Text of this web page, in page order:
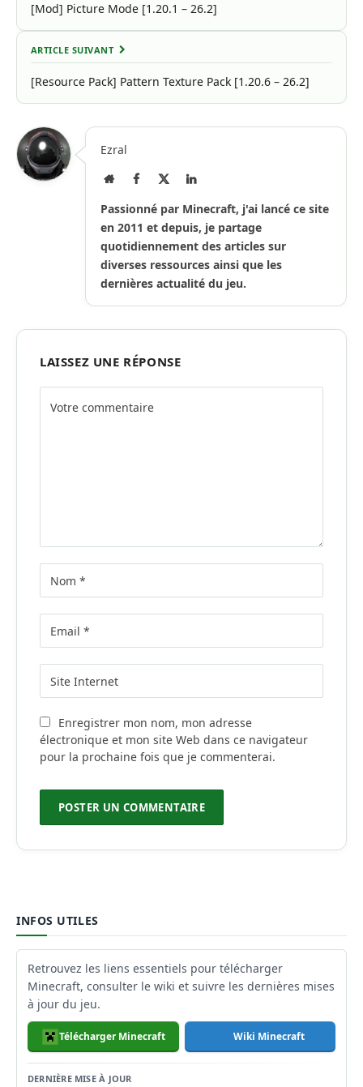
[Mod] Picture Mode [1.20.1 – 26.2]
ARTICLE SUIVANT
[Resource Pack] Pattern Texture Pack [1.20.6 – 26.2]
Ezral
Site
Facebook LinkedIn
Passionné par Minecraft, j'ai lancé ce site
en 2011 et depuis, je partage
quotidiennement des articles sur
diverses ressources ainsi que les
dernières actualité du jeu.
LAISSEZ UNE RÉPONSE
Enregistrer mon nom, mon adresse
électronique et mon site Web dans ce navigateur
pour la prochaine fois que je commenterai.
INFOS UTILES
Retrouvez les liens essentiels pour télécharger
Minecraft, consulter le wiki et suivre les dernières mises
à jour du jeu.
Télécharger Minecraft Wiki Minecraft
DERNIÈRE MISE À JOUR